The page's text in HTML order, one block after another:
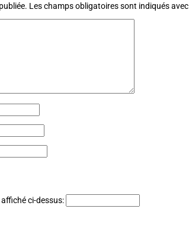
Les champs obligatoires sont indiqués avec
ci-dessus: